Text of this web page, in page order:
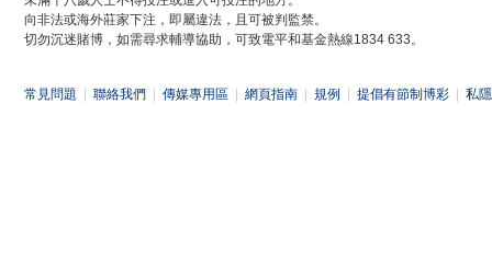
向非法或海外莊家下注，即屬違法，且可被判監禁。
切勿沉迷賭博，如需尋求輔導協助，可致電平和基金熱線1834 633。
常見問題 聯絡我們 傳媒專用區 網頁指南 規例 提倡有節制博彩 私